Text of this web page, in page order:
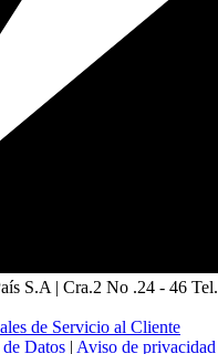
S.A | Cra.2 No .24 - 46
de Servicio al Cliente
Datos | Aviso de privacidad